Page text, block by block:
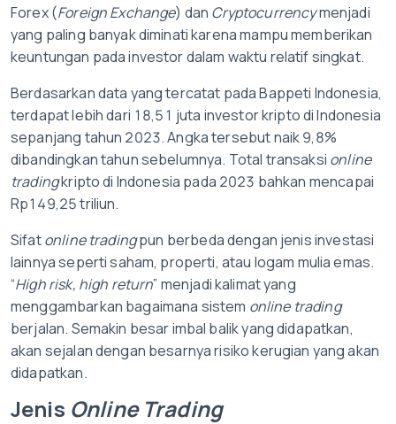
Forex (Foreign Exchange) dan Cryptocurrencymenjadi
yang paling banyak diminati karena mampu memberikan
keuntungan pada investor dalam waktu relatif singkat.
Berdasarkan data yang tercatat pada Bappeti Indonesia,
terdapat lebih dari 18,51 juta investor kripto di Indonesia
sepanjang tahun 2023. Angka tersebut naik 9,8%
dibandingkan tahun sebelumnya. Total transaksi online
tradingkripto di Indonesia pada 2023 bahkan mencapai
Rp149,25 triliun.
Sifatonline tradingpun berbeda dengan jenis investasi
lainnya seperti saham, properti, atau logam mulia emas.
“High risk, high return” menjadi kalimat yang
menggambarkan bagaimana sistem online trading
berjalan. Semakin besar imbal balik yang didapatkan,
akan sejalan dengan besarnya risiko kerugian yang akan
didapatkan.
Jenis Online Trading